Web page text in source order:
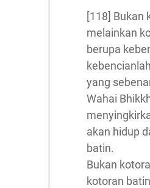
[118] Bukan
melainkan
berupa
yang
Wahai
akan hidup
batin.
Bukan
kotoran